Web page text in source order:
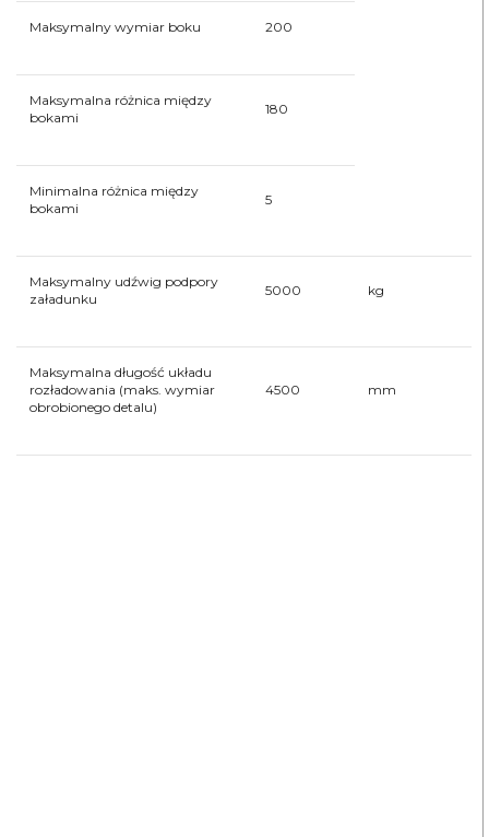
Maksymalny wymiar boku 200
Maksymalna różnica między
bokami
180
Minimalna różnica między
bokami
5
Maksymalny udźwig podpory
załadunku
5000 kg
Maksymalna długość układu
rozładowania (maks. wymiar
obrobionego detalu)
4500 mm